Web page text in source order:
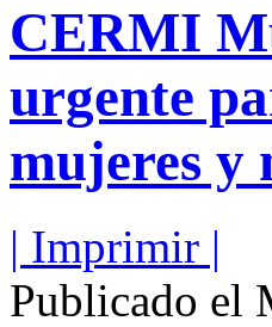
CERMI
urgente
mujeres y
| Imprimir |
Publicado el